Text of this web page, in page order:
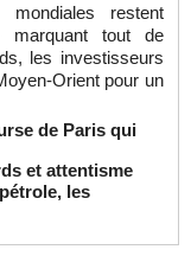
mondiales restent
marquant tout de
les investisseurs
Orient pour un
de Paris qui
et attentisme
les